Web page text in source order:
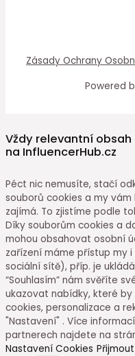
Zásady Ochrany
Powered
Vždy relevantní
na InfluencerHub.cz
Péct nic nemusíte, stačí
souborů cookies a my
zajímá. To zjistíme podle
Díky souborům cookies a
mohou obsahovat osobní
zařízení máme přístup my
sociální sítě), příp. je
“Souhlasím” nám svěříte
ukazovat nabídky, které
cookies, personalizace a
"Nastavení" . Více
partnerech najdete na
Nastavení Cookies Přijmout